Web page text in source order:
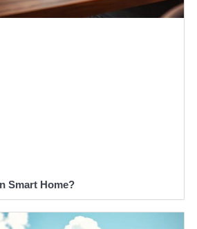
Smart Home?